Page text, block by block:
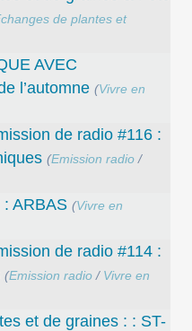
de plantes et
AVEC
l’automne (Vivre en
de radio #116 :
(Emission radio /
ARBAS (Vivre en
de radio #114 :
(Emission radio / Vivre en
et de graines : : ST-